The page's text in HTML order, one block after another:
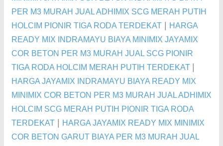
PER M3 MURAH JUAL ADHIMIX SCG MERAH PUTIH
HOLCIM PIONIR TIGA RODA TERDEKAT
HARGA
READY MIX INDRAMAYU BIAYA MINIMIX JAYAMIX
COR BETON PER M3 MURAH JUAL SCG PIONIR
TIGA RODA HOLCIM MERAH PUTIH TERDEKAT
HARGA JAYAMIX INDRAMAYU BIAYA READY MIX
MINIMIX COR BETON PER M3 MURAH JUAL ADHIMIX
HOLCIM SCG MERAH PUTIH PIONIR TIGA RODA
TERDEKAT
HARGA JAYAMIX READY MIX MINIMIX
COR BETON GARUT BIAYA PER M3 MURAH JUAL